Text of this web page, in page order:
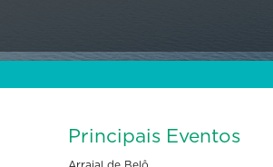
Principais Eventos